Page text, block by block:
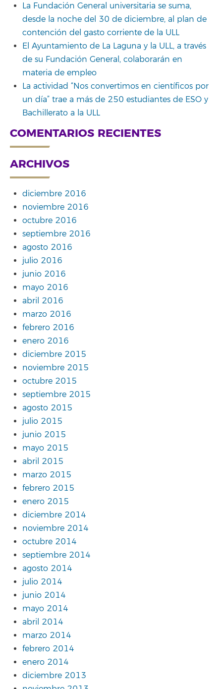
La Fundación General universitaria se suma,
desde la noche del 30 de diciembre, al plan de
contención del gasto corriente de la ULL
El Ayuntamiento de La Laguna y la ULL, a través
de su Fundación General, colaborarán en
materia de empleo
La actividad “Nos convertimos en científicos por
un día” trae a más de 250 estudiantes de ESO y
Bachillerato a la ULL
COMENTARIOS RECIENTES
ARCHIVOS
diciembre 2016
noviembre 2016
octubre 2016
septiembre 2016
agosto 2016
julio 2016
junio 2016
mayo 2016
abril 2016
marzo 2016
febrero 2016
enero 2016
diciembre 2015
noviembre 2015
octubre 2015
septiembre 2015
agosto 2015
julio 2015
junio 2015
mayo 2015
abril 2015
marzo 2015
febrero 2015
enero 2015
diciembre 2014
noviembre 2014
octubre 2014
septiembre 2014
agosto 2014
julio 2014
junio 2014
mayo 2014
abril 2014
marzo 2014
febrero 2014
enero 2014
diciembre 2013